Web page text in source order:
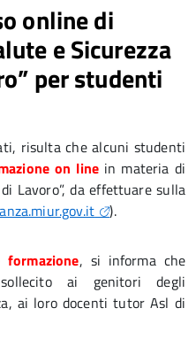
online di
e Sicurezza
per studenti
risulta che alcuni studenti
on line in materia di
Lavoro”, da effettuare sulla
).
, si informa che
ai genitori degli
ai loro docenti tutor Asl di